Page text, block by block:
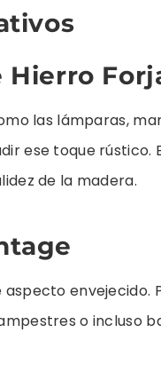
Hierro
las lámparas,
ese toque rústico.
de la madera.
envejecido.
o incluso